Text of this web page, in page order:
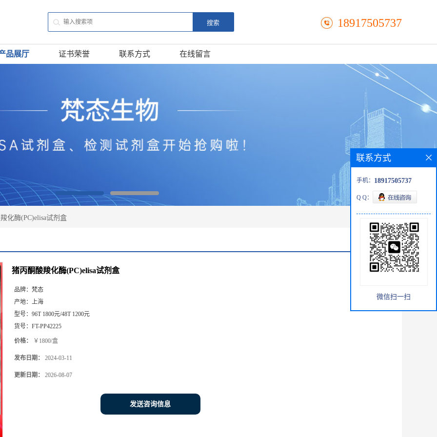
18917505737
品展厅 证书荣誉 联系方式 在线留言
化酶(PC)elisa试剂盒
猪丙酮酸羧化酶(PC)elisa试剂盒
品牌： 梵态
产地： 上海
型号： 96T 1800元/48T 1200元
货号： FT-PP42225
价格： ￥1800/盒
发布日期： 2024-03-11
更新日期： 2026-08-07
发送咨询信息
联系方式
手机： 18917505737
Q Q：
微信扫一扫